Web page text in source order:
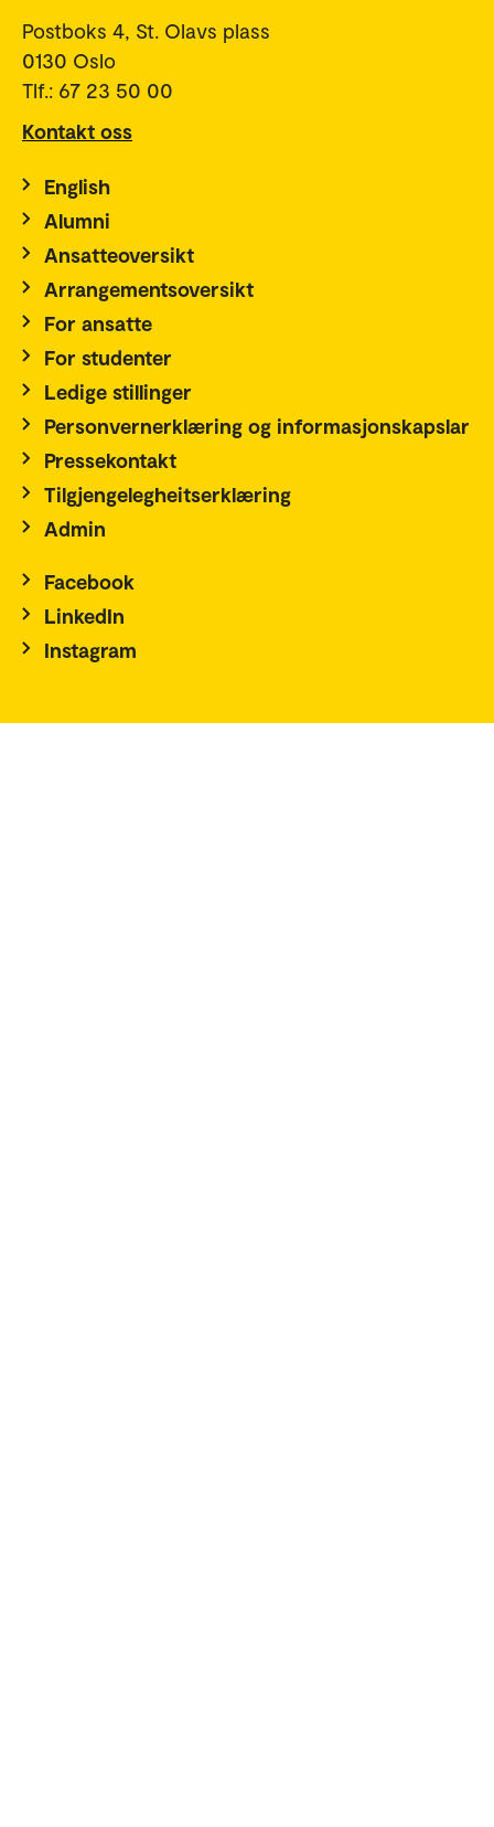
Postboks 4, St. Olavs plass
0130 Oslo
Tlf.: 67 23 50 00
Kontakt oss
English
Alumni
Ansatteoversikt
Arrangementsoversikt
For ansatte
For studenter
Ledige stillinger
Personvernerklæring og informasjonskapslar
Pressekontakt
Tilgjengelegheitserklæring
Admin
Facebook
LinkedIn
Instagram